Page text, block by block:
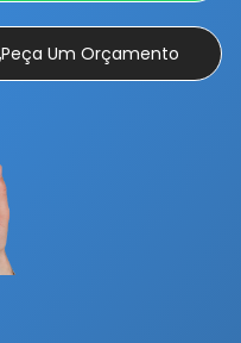
Peça Um Orçamento